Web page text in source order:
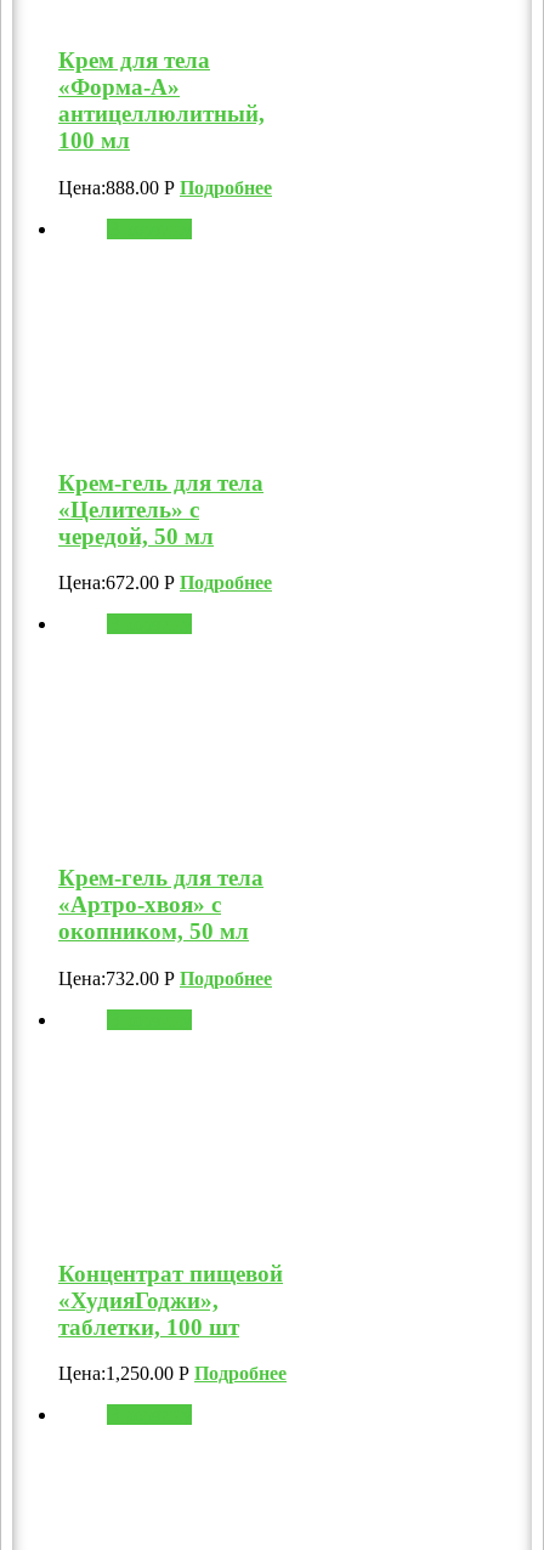
Крем для тела
«Форма-А»
антицеллюлитный,
100 мл
Цена:888.00 Р Подробнее
Крем-гель для тела
«Целитель» с
чередой, 50 мл
Цена:672.00 Р Подробнее
Крем-гель для тела
«Артро-хвоя» с
окопником, 50 мл
Цена:732.00 Р Подробнее
Концентрат пищевой
«ХудияГоджи»,
таблетки, 100 шт
Цена:1,250.00 Р Подробнее